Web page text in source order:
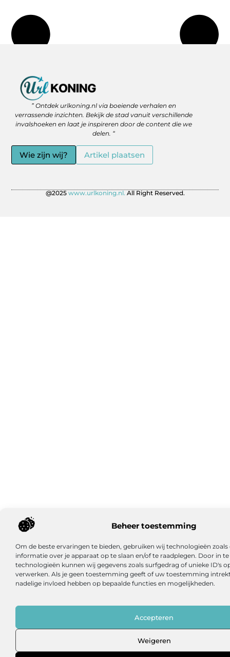
Beheer toestemming
Om de beste ervaringen te bieden, gebruiken wij technologieën
informatie over je apparaat op te slaan en/of te raadplegen. Door in
technologieën kunnen wij gegevens zoals surfgedrag of unieke ID's
verwerken. Als je geen toestemming geeft of uw toestemming
nadelige invloed hebben op bepaalde functies en mogelijkheden.
Accepteren
Weigeren
” Ontdek urlkoning.nl via boeiende verhalen en
verrassende inzichten. Bekijk de stad vanuit verschillende
invalshoeken en laat je inspireren door de content die we
delen. “
Wie zijn wij? Artikel plaatsen
@2025 www.urlkoning.nl. All Right Reserved.